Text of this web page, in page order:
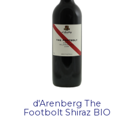
d'Arenberg The
Footbolt Shiraz BIO